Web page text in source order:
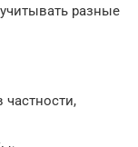
разные
частности,